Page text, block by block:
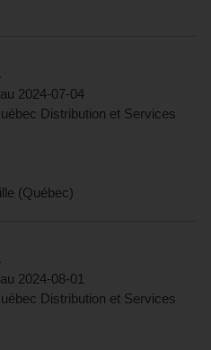
au 2024-07-04
Distribution et Services
(Québec)
au 2024-08-01
Distribution et Services